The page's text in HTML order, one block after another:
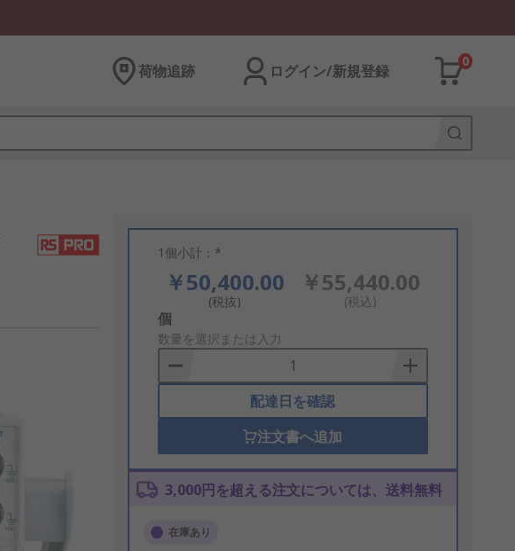
荷物追跡 ログイン/新規登録
0
1個小計：*
￥50,400.00
(税抜)
￥55,440.00
(税込)
Add
to
Basket
個
数量を選択または入力
配達日を確認
注文書へ追加
3,000円を超える注文については、送料無料
在庫あり